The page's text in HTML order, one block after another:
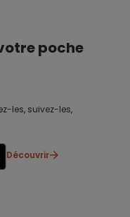
poche
les, suivez-les,
Découvrir